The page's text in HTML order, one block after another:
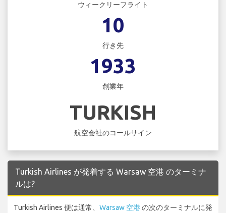
ウィークリーフライト
10
行き先
1933
創業年
TURKISH
航空会社のコールサイン
Turkish Airlines が発着する Warsaw 空港 のターミナ
ルは?
Turkish Airlines 便は通常、 Warsaw 空港の次のターミナルに発